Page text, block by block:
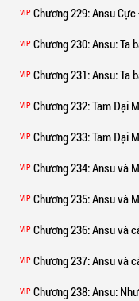
VIP Chương 229: Ansu Cực
VIP Chương 230: Ansu: Ta báo
VIP Chương 231: Ansu: Ta báo
VIP Chương 232: Tam Đại
VIP Chương 233: Tam Đại
VIP Chương 234: Ansu và
VIP Chương 235: Ansu và Merlin
VIP Chương 236: Ansu và các
VIP Chương 237: Ansu và
VIP Chương 238: Ansu: